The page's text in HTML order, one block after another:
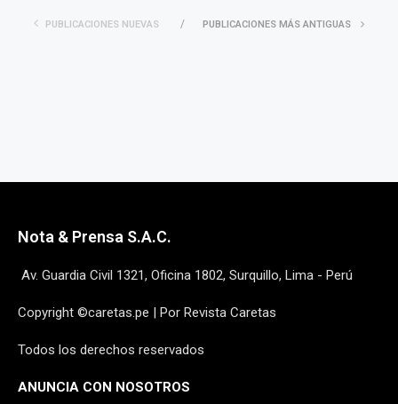
PUBLICACIONES NUEVAS PUBLICACIONES MÁS ANTIGUAS
Nota & Prensa S.A.C.
Av. Guardia Civil 1321, Oficina 1802, Surquillo, Lima - Perú
Copyright ©caretas.pe | Por Revista Caretas
Todos los derechos reservados
ANUNCIA CON NOSOTROS